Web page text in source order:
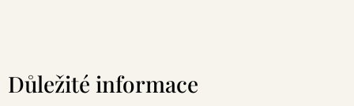
Důležité informace